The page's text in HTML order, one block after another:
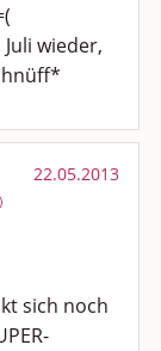
wieder,
22.05.2013
sich noch